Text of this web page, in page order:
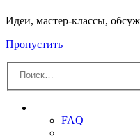
Идеи, мастер-классы,
Пропустить
FAQ